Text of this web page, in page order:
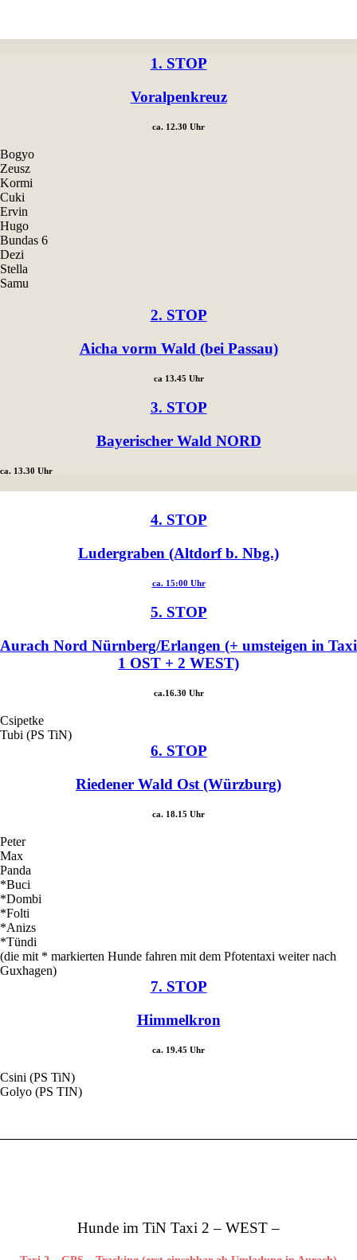
1. STOP
Voralpenkreuz
ca. 12.30 Uhr
Bogyo
Zeusz
Kormi
Cuki
Ervin
Hugo
Bundas 6
Dezi
Stella
Samu
2. STOP
Aicha vorm Wald (bei Passau)
ca 13.45 Uhr
3. STOP
Bayerischer Wald NORD
ca. 13.30 Uhr
4. STOP
Ludergraben (Altdorf b. Nbg.)
ca. 15:00 Uhr
5. STOP
Aurach Nord Nürnberg/Erlangen (+ umsteigen in Taxi
1 OST + 2 WEST)
ca.16.30 Uhr
Csipetke
Tubi (PS TiN)
6. STOP
Riedener Wald Ost (Würzburg)
ca. 18.15 Uhr
Peter
Max
Panda
*Buci
*Dombi
*Folti
*Anizs
*Tündi
(die mit * markierten Hunde fahren mit dem Pfotentaxi weiter nach
Guxhagen)
7. STOP
Himmelkron
ca. 19.45 Uhr
Csini (PS TiN)
Golyo (PS TIN)
Hunde im TiN Taxi 2 – WEST –